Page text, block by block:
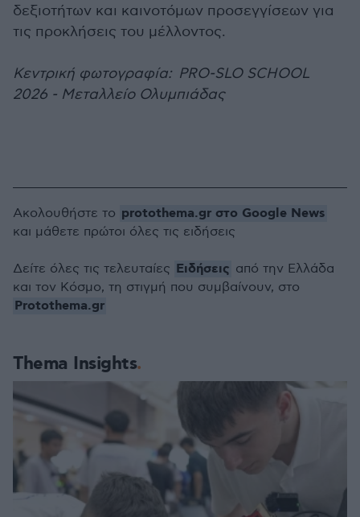
δεξιοτήτων και καινοτόμων προσεγγίσεων για
τις προκλήσεις του μέλλοντος.
Κεντρική φωτογραφία: PRO-SLO SCHOOL
2026 - Μεταλλείο Ολυμπιάδας
Thema Insights
Ακολουθήστε το protothema.gr στο Google News
και μάθετε πρώτοι όλες τις ειδήσεις
Δείτε όλες τις τελευταίες Ειδήσεις από την Ελλάδα
και τον Κόσμο, τη στιγμή που συμβαίνουν, στο
Protothema.gr